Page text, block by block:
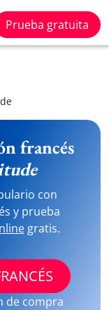
Prueba gratuita
francés
con
y prueba
gratis.
de compra